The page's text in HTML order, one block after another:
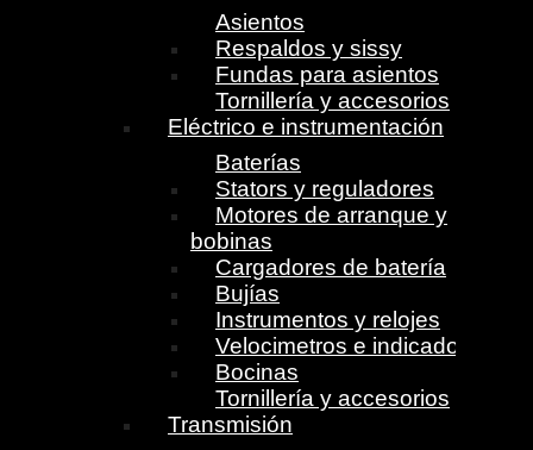
Asientos
Respaldos y sissy
Fundas para asientos
Tornillería y accesorios
Eléctrico e instrumentación
Baterías
Stators y reguladores
Motores de arranque y
bobinas
Cargadores de batería
Bujías
Instrumentos y relojes
Velocimetros e indicadores
Bocinas
Tornillería y accesorios
Transmisión